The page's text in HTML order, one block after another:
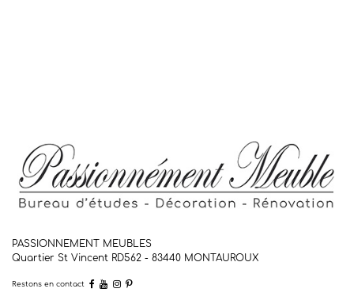
PASSIONNEMENT MEUBLES
Quartier St Vincent RD562 - 83440 MONTAUROUX
Restons en contact